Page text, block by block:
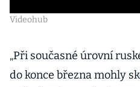
Videohub
„Při současné úrovní
do konce března mohly